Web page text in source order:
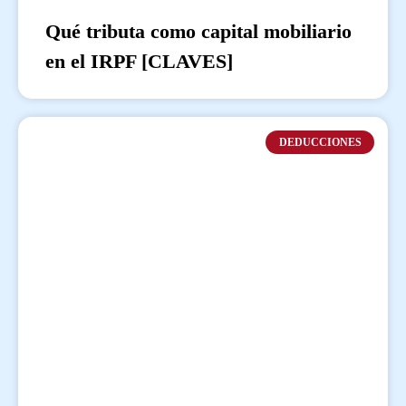
Qué tributa como capital mobiliario
en el IRPF [CLAVES]
DEDUCCIONES